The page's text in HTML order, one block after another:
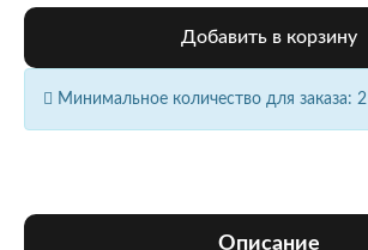
Добавить в корзину
Минимальное количество для заказа: 2
Описание